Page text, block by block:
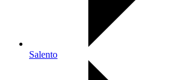
Salento